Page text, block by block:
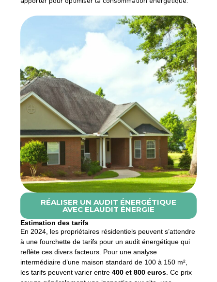
RÉALISER UN AUDIT ÉNERGÉTIQUE
AVEC ELAUDIT ÉNERGIE
Estimation des tarifs
En 2024, les propriétaires résidentiels peuvent s’attendre
à une fourchette de tarifs pour un audit énergétique qui
reflète ces divers facteurs. Pour une analyse
intermédiaire d’une maison standard de 100 à 150 m²,
les tarifs peuvent varier entre400 et 800 euros . Ce prix